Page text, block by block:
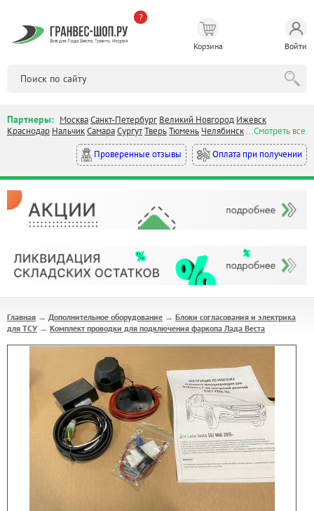
?
Корзина Войти
Партнеры: МоскваСанкт-Петербург Великий Новгород Ижевск
Краснодар НальчикСамараСургутТверьТюмень Челябинск...Смотреть все
Проверенные отзывы
Оплата при получении
Главная → Дополнительное оборудование → Блоки согласования и электрика
для ТСУ → Комплект проводки для подключения фаркопа Лада Веста